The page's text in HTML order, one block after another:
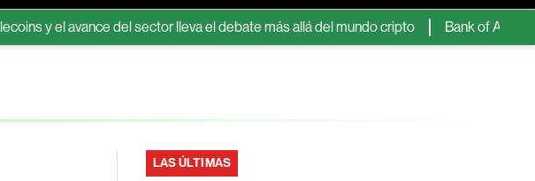
del sector lleva el debate más allá del mundo cripto Bank of America prevé
LAS ÚLTIMAS